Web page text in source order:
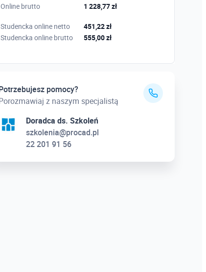
Online brutto
1 228,77 zł
Studencka online netto
451,22 zł
Studencka online brutto
555,00 zł
pomocy?
z naszym specjalistą
Doradca ds. Szkoleń
szkolenia@procad.pl
22 201 91 56